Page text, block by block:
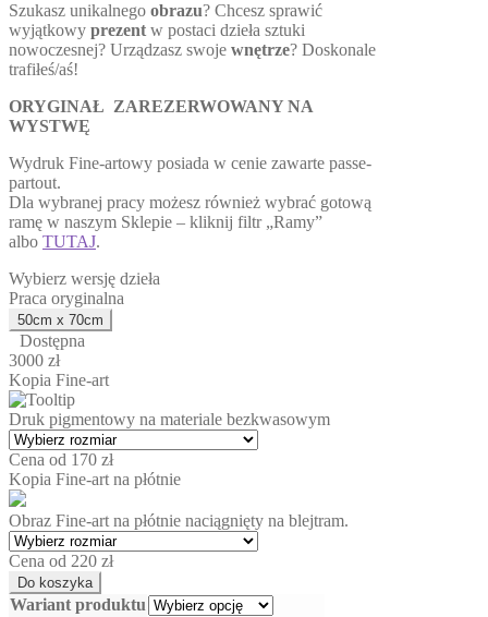
do
3000,00 zł
Szukasz unikalnego obrazu? Chcesz sprawić
wyjątkowy prezentw postaci dzieła sztuki
nowoczesnej? Urządzasz swoje wnętrze? Doskonale
trafiłeś/aś!
ORYGINAŁ ZAREZERWOWANY NA
WYSTWĘ
Wydruk Fine-artowy posiada w cenie zawarte passe-
partout.
Dla wybranej pracy możesz również wybrać gotową
ramę w naszym Sklepie – kliknij filtr „Ramy”
albo TUTAJ.
Wybierz wersję dzieła
Praca oryginalna
Dostępna
3000 zł
Kopia Fine-art
Druk pigmentowy na materiale bezkwasowym
Cena od 170 zł
Kopia Fine-art na płótnie
Obraz Fine-art na płótnie naciągnięty na blejtram.
Cena od 220 zł
Wariant produktu